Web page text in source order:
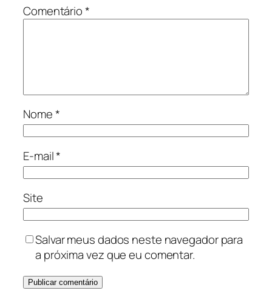
Comentário*
Nome*
E-mail*
Site
Salvar meus dados neste navegador para
a próxima vez que eu comentar.